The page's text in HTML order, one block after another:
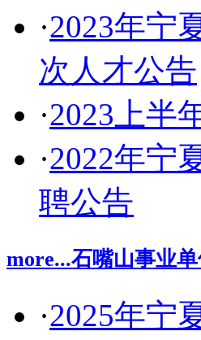
·2023年宁
次人才公告
·2023上半
·2022年宁
聘公告
more...石嘴山事业
·2025年宁